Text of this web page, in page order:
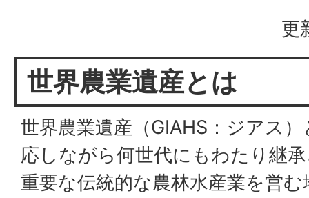
更
世界農業遺産とは
世界農業遺産（GIAHS：ジアス
応しながら何世代にもわたり継
重要な伝統的な農林水産業を営